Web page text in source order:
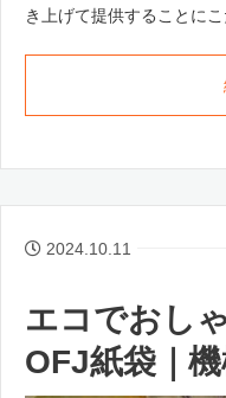
き上げて提供することに
2024.10.11
エコでおし
OFJ紙袋｜